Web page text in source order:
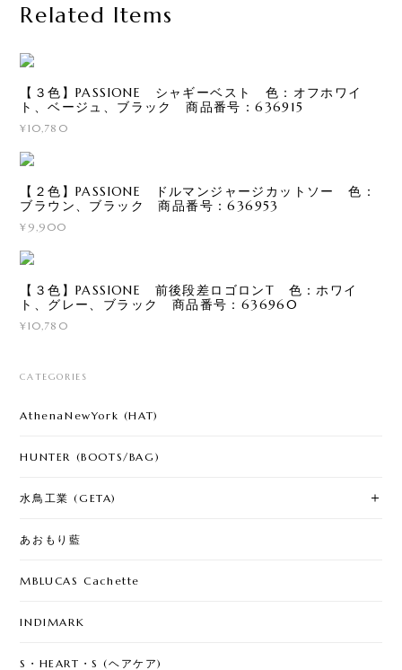
Related Items
【３色】PASSIONE シャギーベスト 色：オフホワイ
ト、ベージュ、ブラック 商品番号：636915
¥10,780
【２色】PASSIONE ドルマンジャージカットソー 色：
ブラウン、ブラック 商品番号：636953
¥9,900
【３色】PASSIONE 前後段差ロゴロンT 色：ホワイ
ト、グレー、ブラック 商品番号：636960
¥10,780
CATEGORIES
AthenaNewYork (HAT)
HUNTER (BOOTS/BAG)
水鳥工業 (GETA)
あおもり藍
MBLUCAS Cachette
INDIMARK
S・HEART・S (ヘアケア)